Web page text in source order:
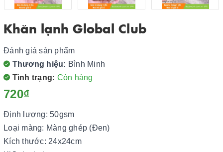
Khăn lạnh Global Club
Đánh giá sản phẩm
Thương hiệu: Bình Minh
Tình trạng: Còn hàng
720₫
Định lượng: 50gsm
Loại màng: Màng ghép (Đen)
Kích thước: 24x24cm